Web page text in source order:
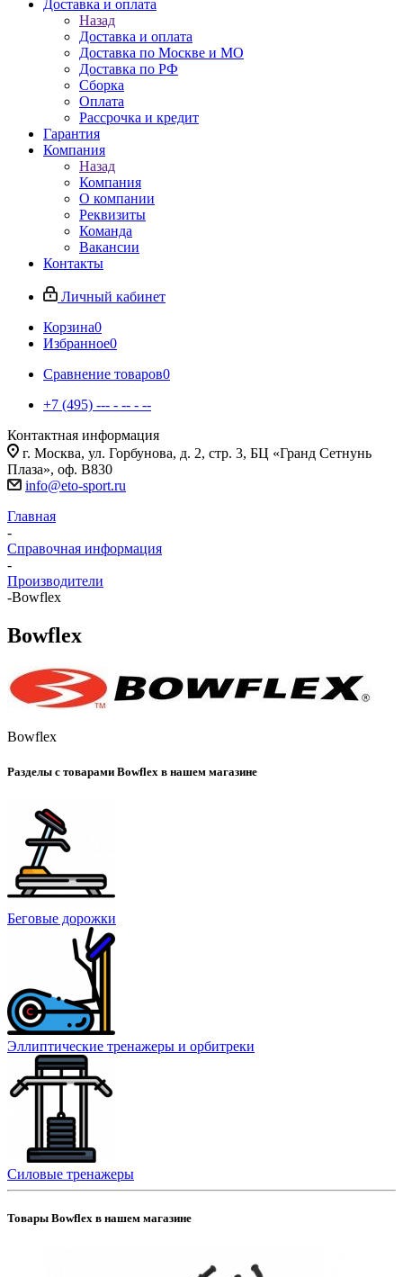
Доставка и оплата
Назад
Доставка и оплата
Доставка по Москве и МО
Доставка по РФ
Сборка
Оплата
Рассрочка и кредит
Гарантия
Компания
Назад
Компания
О компании
Реквизиты
Команда
Вакансии
Контакты
Личный кабинет
Корзина0
Избранное0
Сравнение товаров0
+7 (495) --- - -- - --
Контактная информация
г. Москва, ул. Горбунова, д. 2, стр. 3, БЦ «Гранд Сетнунь
Плаза», оф. В830
info@eto-sport.ru
Главная
-
Справочная информация
-
Производители
-Bowflex
Bowflex
Bowflex
Разделы с товарами Bowflex в нашем магазине
Беговые дорожки
Эллиптические тренажеры и орбитреки
Силовые тренажеры
Товары Bowflex в нашем магазине